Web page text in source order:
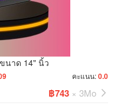
นาด 14" นิ้ว
คะแนน:0.0
฿743 × 3Mo